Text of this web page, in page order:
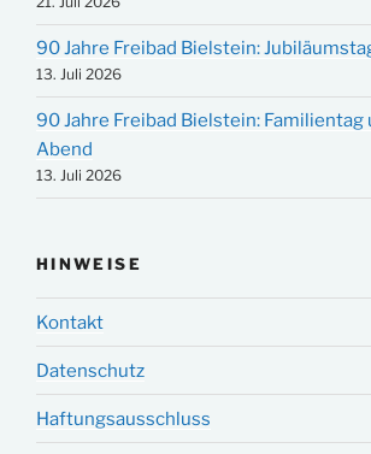
90 Jahre Freibad Bielstein:
13. Juli 2026
90 Jahre Freibad Bielstein: Familientag
Abend
13. Juli 2026
HINWEISE
Kontakt
Datenschutz
Haftungsausschluss